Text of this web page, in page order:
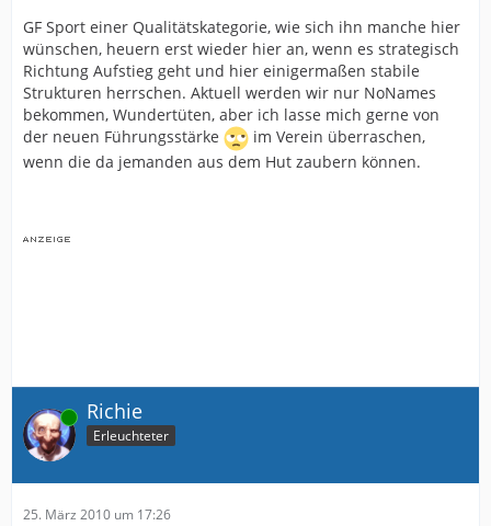
GF Sport einer Qualitätskategorie, wie sich ihn manche hier
wünschen, heuern erst wieder hier an, wenn es strategisch
Richtung Aufstieg geht und hier einigermaßen stabile
Strukturen herrschen. Aktuell werden wir nur NoNames
bekommen, Wundertüten, aber ich lasse mich gerne von
der neuen Führungsstärke
im Verein überraschen,
wenn die da jemanden aus dem Hut zaubern können.
Online Richie
Erleuchteter
25. März 2010 um 17:26